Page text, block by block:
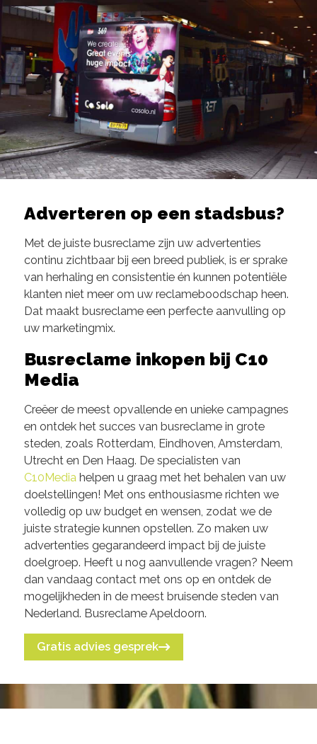
Adverteren op een stadsbus?
Met de juiste busreclame zijn uw advertenties
continu zichtbaar bij een breed publiek, is er sprake
van herhaling en consistentie én kunnen potentiële
klanten niet meer om uw reclameboodschap heen.
Dat maakt busreclame een perfecte aanvulling op
uw marketingmix.
Busreclame inkopen bij C10
Media
Creëer de meest opvallende en unieke campagnes
en ontdek het succes van busreclame in grote
steden, zoals Rotterdam, Eindhoven, Amsterdam,
Utrecht en Den Haag. De specialisten van
C10Mediahelpen u graag met het behalen van uw
doelstellingen! Met ons enthousiasme richten we
volledig op uw budget en wensen, zodat we de
juiste strategie kunnen opstellen. Zo maken uw
advertenties gegarandeerd impact bij de juiste
doelgroep. Heeft u nog aanvullende vragen? Neem
dan vandaag contact met ons op en ontdek de
mogelijkheden in de meest bruisende steden van
Nederland. Busreclame Apeldoorn.
Gratis advies gesprek